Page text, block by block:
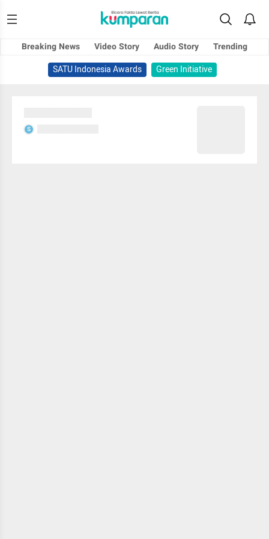
Breaking News Video Story Audio Story
Trending
SATU Indonesia Awards
Green Initiative
S